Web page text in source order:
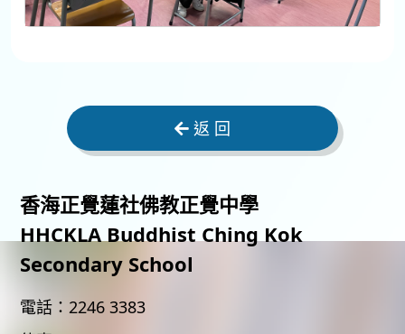
返 回
香海正覺蓮社佛教正覺中學
HHCKLA Buddhist Ching Kok
Secondary School
電話： 2246 3383